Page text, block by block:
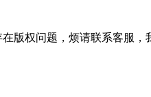
版权问题，烦请联系客服